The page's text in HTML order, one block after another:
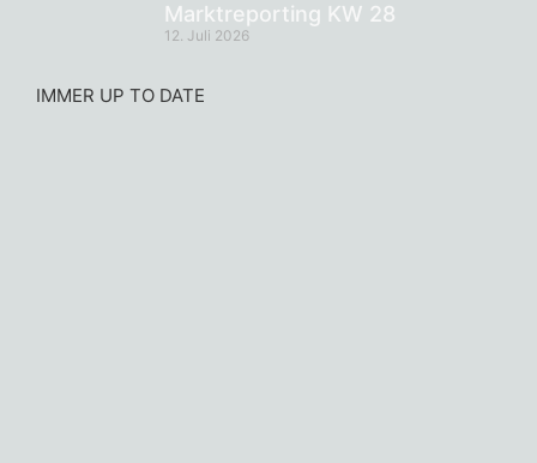
Marktreporting KW 28
12. Juli 2026
IMMER UP TO DATE